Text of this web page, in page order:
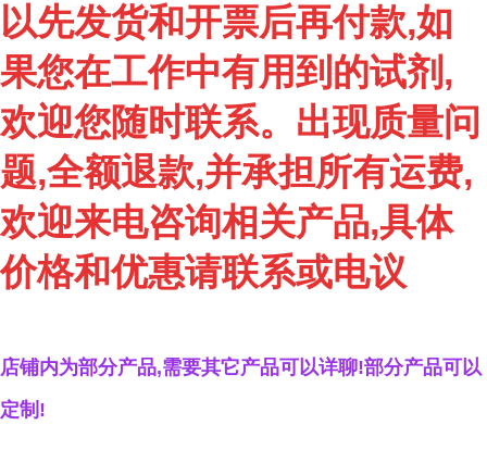
以先发货和开票后再付款,如
果您在工作中有用到的试剂,
欢迎您随时联系。出现质量问
题,全额退款,并承担所有运费,
欢迎来电咨询相关产品,具体
价格和优惠请联系或电议
店铺内为部分产品,需要其它产品可以详聊!部分产品可以
定制!